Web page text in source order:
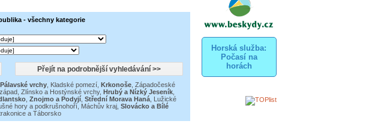
Horská služba:
Počasí na
horách
- všechny kategorie
vrchy, Kladské pomezí, Krkonoše, Západočeské
, Zlínsko a Hostýnské vrchy, Hrubý a Nízký Jeseník,
, Znojmo a Podyjí, Střední Morava Haná, Lužické
hory a podkrušnohoří, Máchův kraj, Slovácko a Bílé
a Táborsko